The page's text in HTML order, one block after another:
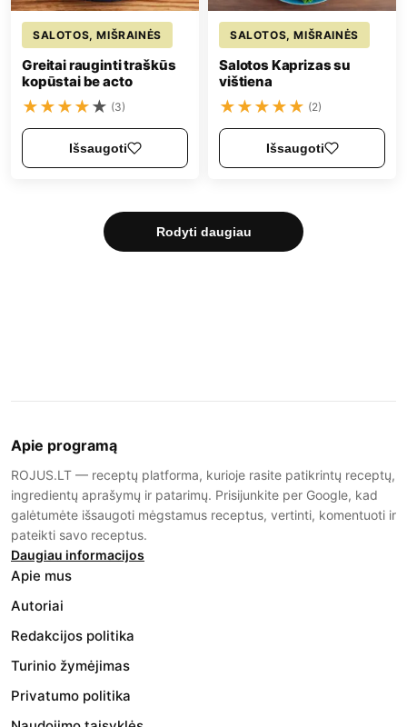
SALOTOS, MIŠRAINĖS
Greitai rauginti traškūs
kopūstai be acto
★★★★★ (3)
Išsaugoti
SALOTOS, MIŠRAINĖS
Salotos Kaprizas su
vištiena
★★★★★ (2)
Išsaugoti
Rodyti daugiau
Apie programą
ROJUS.LT — receptų platforma, kurioje rasite patikrintų receptų,
ingredientų aprašymų ir patarimų. Prisijunkite per Google, kad
galėtumėte išsaugoti mėgstamus receptus, vertinti, komentuoti ir
pateikti savo receptus.
Daugiau informacijos
Apie mus
Autoriai
Redakcijos politika
Turinio žymėjimas
Privatumo politika